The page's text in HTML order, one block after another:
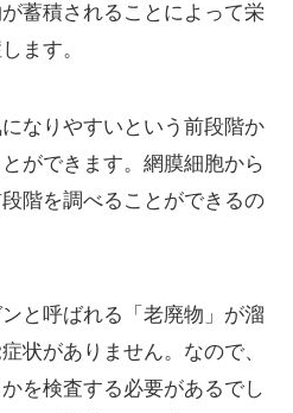
蓄積されることによって栄
ます。
なりやすいという前段階か
ができます。網膜細胞から
階を調べることができるの
と呼ばれる「老廃物」が溜
状がありません。なので、
を検査する必要があるでし